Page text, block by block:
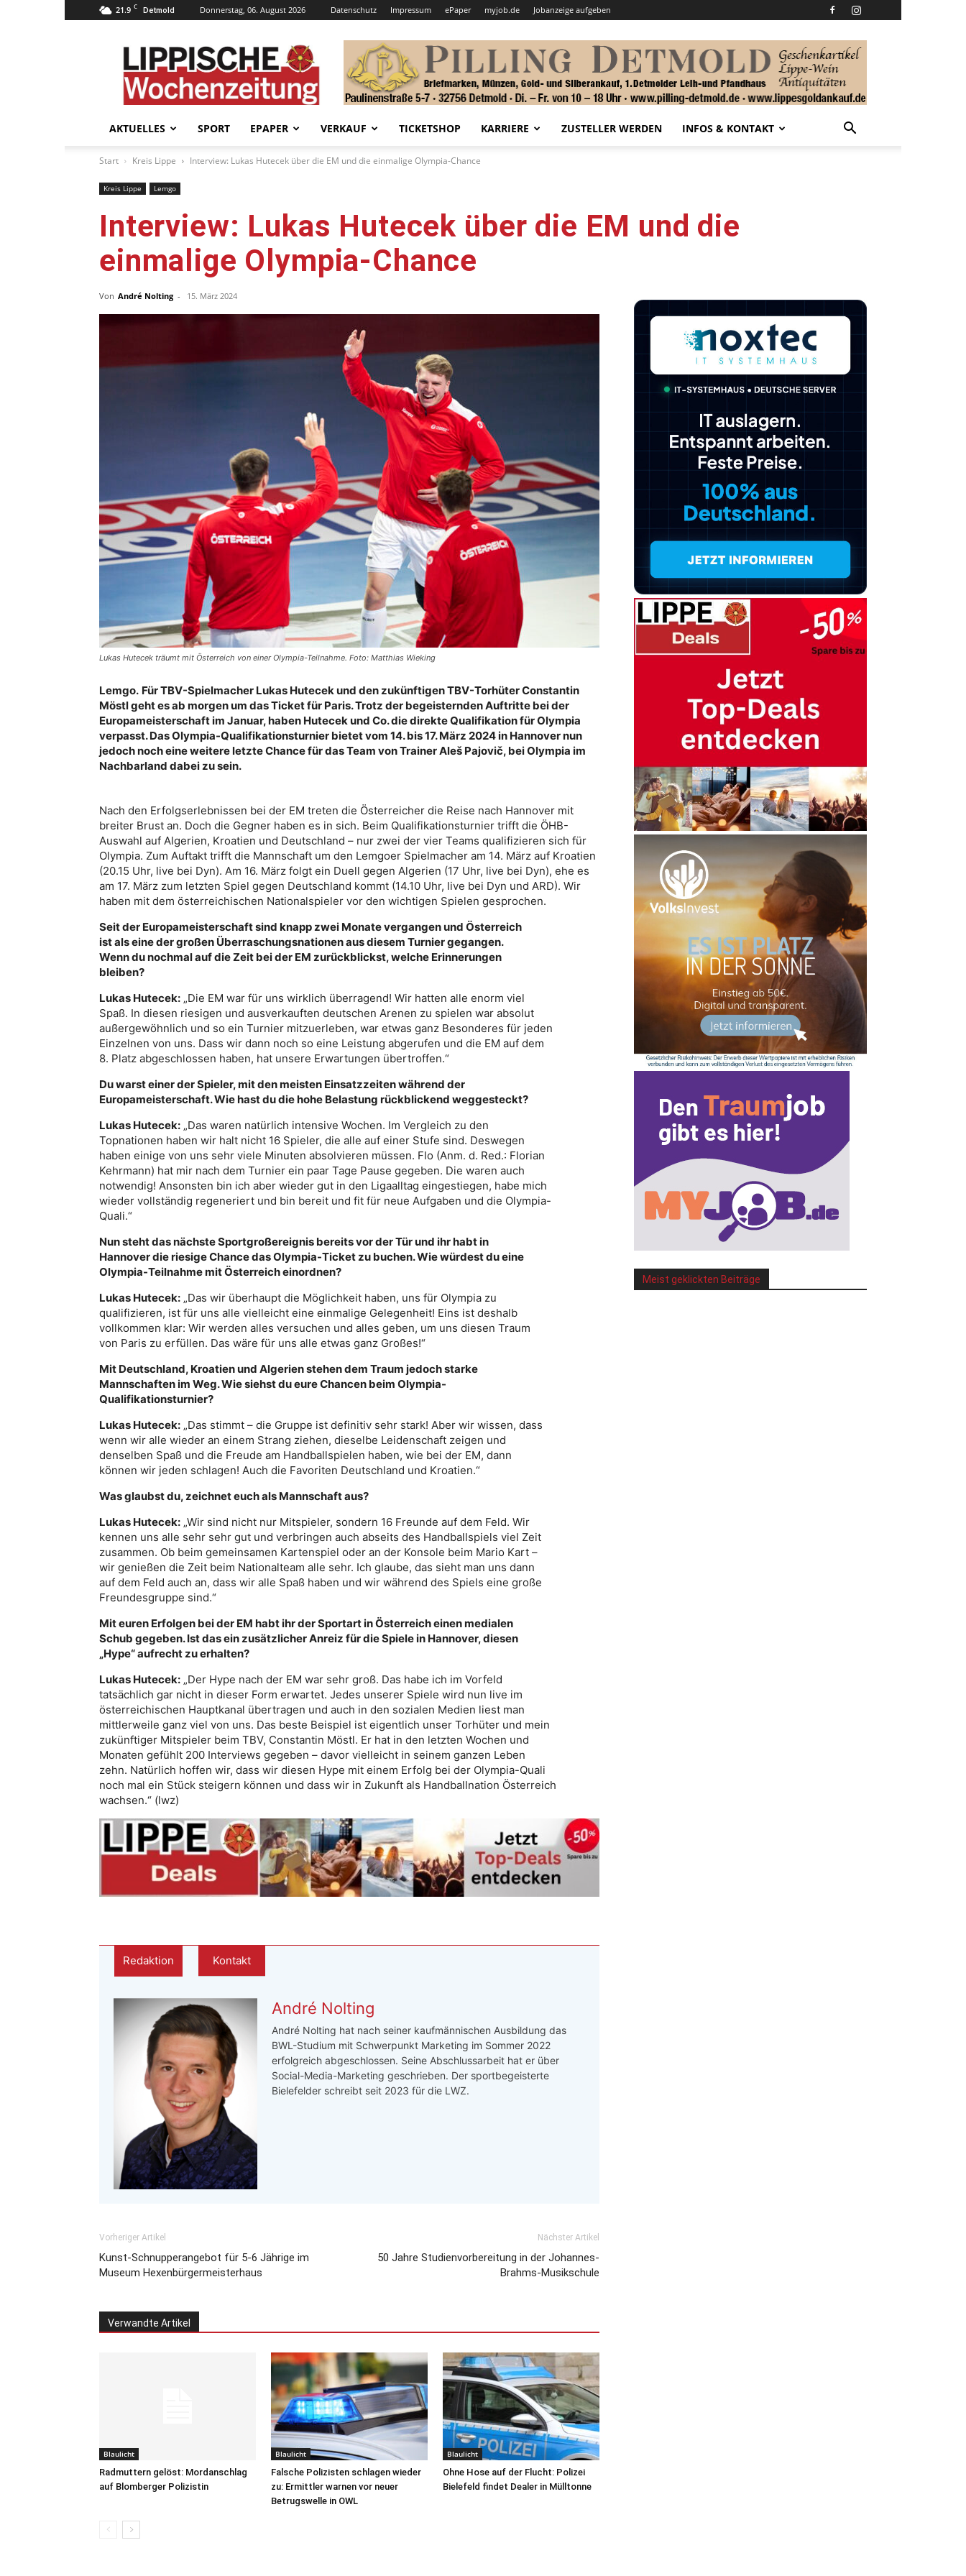
21.9 C Detmold Donnerstag, 06. August 2026 Datenschutz Impressum ePaper myjob.de Jobanzeige aufgeben
Lippische
Wochenzeitung
–
LWZ24.de
AKTUELLES SPORT EPAPER VERKAUF TICKETSHOP KARRIERE ZUSTELLER WERDEN INFOS & KONTAKT
Start Kreis Lippe Interview: Lukas Hutecek über die EM und die einmalige Olympia-Chance
Kreis Lippe Lemgo
Interview: Lukas Hutecek über die EM und die
einmalige Olympia-Chance
Von André Nolting - 15. März 2024
Lukas Hutecek träumt mit Österreich von einer Olympia-Teilnahme. Foto: Matthias Wieking
Lemgo. Für TBV-Spielmacher Lukas Hutecek und den zukünftigen TBV-Torhüter Constantin
Möstl geht es ab morgen um das Ticket für Paris. Trotz der begeisternden Auftritte beider
Europameisterschaft im Januar, haben Hutecek und Co. die direkte Qualifikation fürOlympia
verpasst. Das Olympia-Qualifikationsturnier bietet vom 14. bis 17. März 2024 in Hannover nun
jedoch noch eine weitere letzte Chance für das Team von Trainer Aleš Pajovič, bei Olympia im
Nachbarland dabei zu sein.
Nach den Erfolgserlebnissen bei der EM treten die Österreicher die Reise nach Hannover mit
breiter Brust an. Doch die Gegner haben es in sich. Beim Qualifikationsturnier trifft die ÖHB-
Auswahl auf Algerien, Kroatien und Deutschland – nur zwei der vier Teams qualifizieren sich für
Olympia. Zum Auftakt trifft die Mannschaft um den Lemgoer Spielmacher am 14. März auf Kroatien
(20.15 Uhr, live bei Dyn). Am 16. März folgt ein Duell gegen Algerien (17 Uhr, live bei Dyn), ehe es
am 17. März zum letzten Spiel gegen Deutschland kommt (14.10 Uhr, live bei Dyn und ARD). Wir
haben mit dem österreichischen Nationalspieler vor den wichtigen Spielen gesprochen.
Seit der Europameisterschaft sind knapp zwei Monate vergangen und Österreich
ist als eine der großen Überraschungsnationen aus diesem Turnier gegangen.
Wenn du nochmal auf die Zeit bei der EM zurückblickst, welche Erinnerungen
bleiben?
Lukas Hutecek: „Die EM war für uns wirklich überragend! Wir hatten alle enorm viel
Spaß. In diesen riesigen und ausverkauften deutschen Arenen zu spielen war absolut
außergewöhnlich und so ein Turnier mitzuerleben, war etwas ganz Besonderes für jeden
Einzelnen von uns. Dass wir dann noch so eine Leistung abgerufen und die EM auf dem
8. Platz abgeschlossen haben, hat unsere Erwartungen übertroffen.“
Du warst einer der Spieler, mit den meisten Einsatzzeiten während der
Europameisterschaft. Wie hast du die hohe Belastung rückblickend weggesteckt?
Lukas Hutecek: „Das waren natürlich intensive Wochen. Im Vergleich zu den
Topnationen haben wir halt nicht 16 Spieler, die alle auf einer Stufe sind. Deswegen
haben einige von uns sehr viele Minuten absolvieren müssen. Flo (Anm. d. Red.: Florian
Kehrmann) hat mir nach dem Turnier ein paar Tage Pause gegeben. Die waren auch
notwendig! Ansonsten bin ich aber wieder gut in den Ligaalltag eingestiegen, habe mich
wieder vollständig regeneriert und bin bereit und fit für neue Aufgaben und die Olympia-
Quali.“
Nun steht das nächste Sportgroßereignis bereits vor der Tür und ihr habt in
Hannover die riesige Chance das Olympia-Ticket zu buchen. Wie würdest du eine
Olympia-Teilnahme mit Österreich einordnen?
Lukas Hutecek: „Das wir überhaupt die Möglichkeit haben, uns für Olympia zu
qualifizieren, ist für uns alle vielleicht eine einmalige Gelegenheit! Eins ist deshalb
vollkommen klar: Wir werden alles versuchen und alles geben, um uns diesen Traum
von Paris zu erfüllen. Das wäre für uns alle etwas ganz Großes!“
Mit Deutschland, Kroatien und Algerien stehen dem Traum jedoch starke
Mannschaften im Weg. Wie siehst du eure Chancen beim Olympia-
Qualifikationsturnier?
Lukas Hutecek: „Das stimmt – die Gruppe ist definitiv sehr stark! Aber wir wissen, dass
wenn wir alle wieder an einem Strang ziehen, dieselbe Leidenschaft zeigen und
denselben Spaß und die Freude am Handballspielen haben, wie bei der EM, dann
können wir jeden schlagen! Auch die Favoriten Deutschland und Kroatien.“
Was glaubst du, zeichnet euch als Mannschaft aus?
Lukas Hutecek: „Wir sind nicht nur Mitspieler, sondern 16 Freunde auf dem Feld. Wir
kennen uns alle sehr sehr gut und verbringen auch abseits des Handballspiels viel Zeit
zusammen. Ob beim gemeinsamen Kartenspiel oder an der Konsole beim Mario Kart –
wir genießen die Zeit beim Nationalteam alle sehr. Ich glaube, das sieht man uns dann
auf dem Feld auch an, dass wir alle Spaß haben und wir während des Spiels eine große
Freundesgruppe sind.“
Mit euren Erfolgen bei der EM habt ihr der Sportart in Österreich einen medialen
Schub gegeben. Ist das ein zusätzlicher Anreiz für die Spiele in Hannover, diesen
„Hype“ aufrecht zu erhalten?
Lukas Hutecek: „Der Hype nach der EM war sehr groß. Das habe ich im Vorfeld
tatsächlich gar nicht in dieser Form erwartet. Jedes unserer Spiele wird nun live im
österreichischen Hauptkanal übertragen und auch in den sozialen Medien liest man
mittlerweile ganz viel von uns. Das beste Beispiel ist eigentlich unser Torhüter und mein
zukünftiger Mitspieler beim TBV, Constantin Möstl. Er hat in den letzten Wochen und
Monaten gefühlt 200 Interviews gegeben – davor vielleicht in seinem ganzen Leben
zehn. Natürlich hoffen wir, dass wir diesen Hype mit einem Erfolg bei der Olympia-Quali
noch mal ein Stück steigern können und dass wir in Zukunft als Handballnation Österreich
wachsen.“ (lwz)
Redaktion Kontakt
André Nolting
André Nolting hat nach seiner kaufmännischen Ausbildung das
BWL-Studium mit Schwerpunkt Marketing im Sommer 2022
erfolgreich abgeschlossen. Seine Abschlussarbeit hat er über
Social-Media-Marketing geschrieben. Der sportbegeisterte
Bielefelder schreibt seit 2023 für die LWZ.
Vorheriger Artikel
Kunst-Schnupperangebot für 5-6 Jährige im
Museum Hexenbürgermeisterhaus
Nächster Artikel
50 Jahre Studienvorbereitung in der Johannes-
Brahms-Musikschule
Verwandte Artikel
Blaulicht
Radmuttern gelöst: Mordanschlag
auf Blomberger Polizistin
Blaulicht
Falsche Polizisten schlagen wieder
zu: Ermittler warnen vor neuer
Betrugswelle in OWL
Blaulicht
Ohne Hose auf der Flucht: Polizei
Bielefeld findet Dealer in Mülltonne
Meist geklickten Beiträge